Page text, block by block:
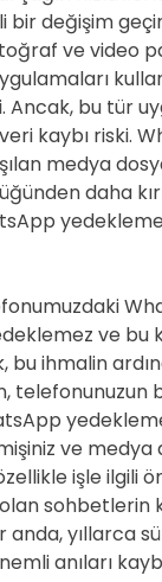
bir değişim
ve video
Ancak, bu tür
kaybı riski.
medya
daha
ve bu
bu ihmalin
telefonunuzun
ve medya
işle ilgili
sohbetlerin
anda, yıllarca
anıları